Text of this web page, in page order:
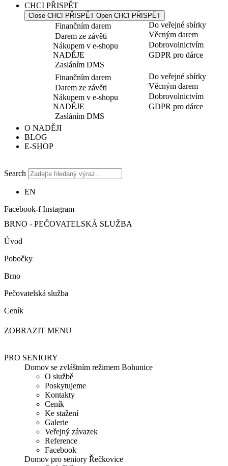
CHCI PŘISPĚT
Close CHCI PŘISPĚT Open CHCI PŘISPĚT
Finančním darem
Darem ze závěti
Nákupem v e-shopu
NADĚJE
Zasláním DMS
Do veřejné sbírky
Věcným darem
Dobrovolnictvím
GDPR pro dárce
Finančním darem
Darem ze závěti
Nákupem v e-shopu
NADĚJE
Zasláním DMS
Do veřejné sbírky
Věcným darem
Dobrovolnictvím
GDPR pro dárce
O NADĚJI
BLOG
E-SHOP
Search
EN
Facebook-f Instagram
BRNO - PEČOVATELSKÁ SLUŽBA
Úvod
Pobočky
Brno
Pečovatelská služba
Ceník
ZOBRAZIT MENU
PRO SENIORY
Domov se zvláštním režimem Bohunice
O službě
Poskytujeme
Kontakty
Ceník
Ke stažení
Galerie
Veřejný závazek
Reference
Facebook
Domov pro seniory Řečkovice